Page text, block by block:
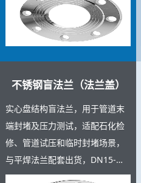
充足，支持按图定制。
不锈钢盲法兰（法兰盖）
实心盘结构盲法兰，用于管道末
端封堵及压力测试，适配石化检
修、管道试压和临时封堵场景，
与平焊法兰配套出货，DN15-
DN600规格齐全，复购率高，可